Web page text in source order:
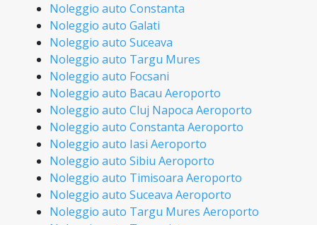
Noleggio auto Constanta
Noleggio auto Galati
Noleggio auto Suceava
Noleggio auto Targu Mures
Noleggio auto Focsani
Noleggio auto Bacau Aeroporto
Noleggio auto Cluj Napoca Aeroporto
Noleggio auto Constanta Aeroporto
Noleggio auto Iasi Aeroporto
Noleggio auto Sibiu Aeroporto
Noleggio auto Timisoara Aeroporto
Noleggio auto Suceava Aeroporto
Noleggio auto Targu Mures Aeroporto